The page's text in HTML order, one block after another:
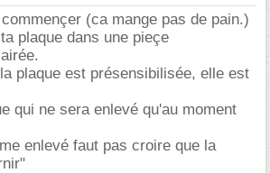
(ca mange pas de pain.)
plaque dans une pieçe
plaque est présensibilisée, elle est
qui ne sera enlevé qu'au moment
enlevé faut pas croire que la